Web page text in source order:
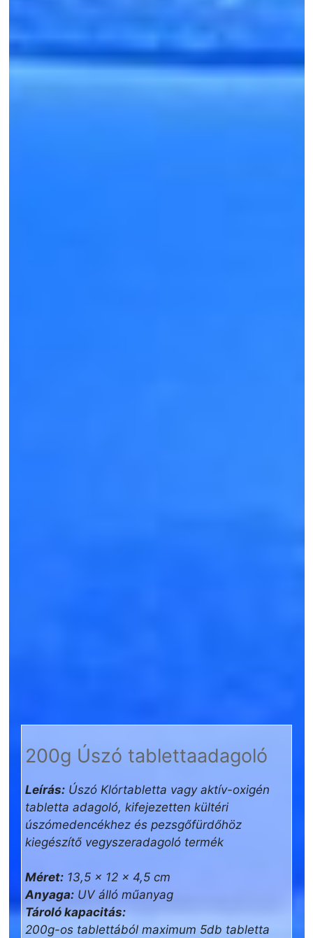
200g Úszó tablettaadagoló
Leírás: Úszó Klórtabletta vagy aktív-oxigén
tabletta adagoló, kifejezetten kültéri
úszómedencékhez és pezsgőfürdőhöz
kiegészítő vegyszeradagoló termék
Méret: 13,5 x 12 x 4,5 cm
Anyaga: UV álló műanyag
Tároló kapacitás:
200g-os tablettából maximum 5db tabletta